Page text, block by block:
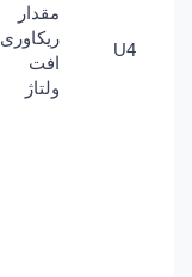
U4
مقدار
ریکاوری
افت
ولتاژ